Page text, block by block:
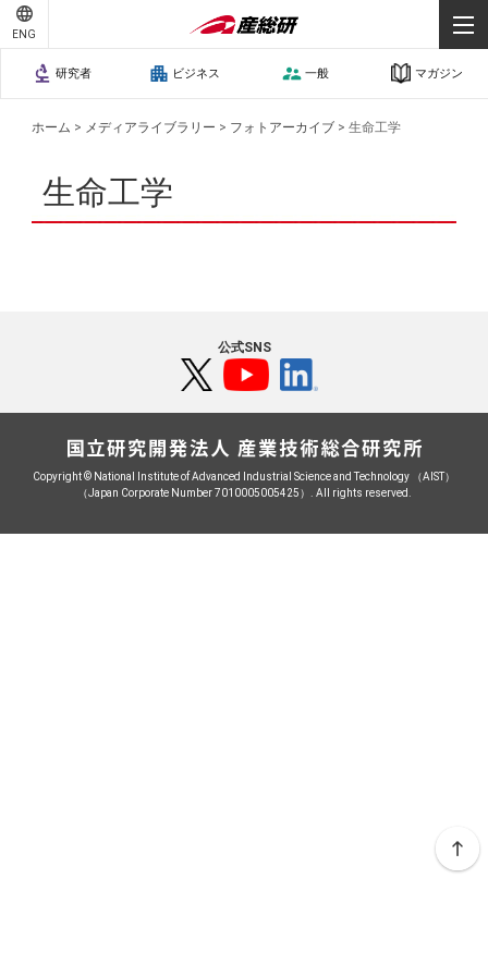
ENG
研究者 ビジネス 一般 マガジン
報道・マスコミの方へ
お問い合わせ
ホーム > メディアライブラリー > フォトアーカイブ >生命工学
生命工学
公式SNS
Copyright © National Institute of Advanced Industrial Science and Technology （AIST）
（Japan Corporate Number 7010005005425）. All rights reserved.